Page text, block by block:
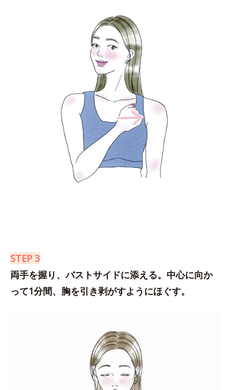
STEP 3
両手を握り、バストサイドに添える。中心に向か
って1分間、胸を引き剥がすようにほぐす。